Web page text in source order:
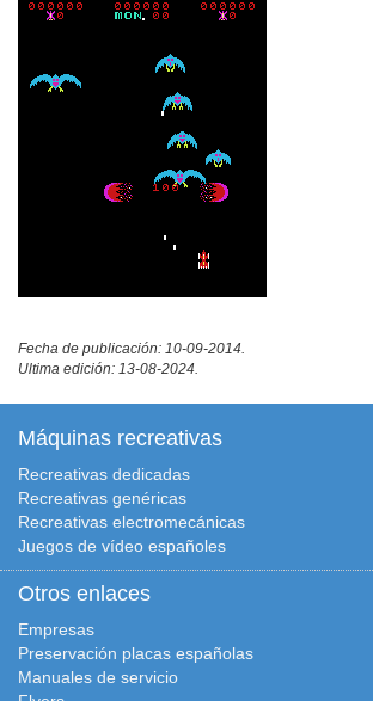
Fecha de publicación: 10-09-2014.
Ultima edición: 13-08-2024.
Máquinas recreativas
Recreativas dedicadas
Recreativas genéricas
Recreativas electromecánicas
Juegos de vídeo españoles
Otros enlaces
Empresas
Preservación placas españolas
Manuales de servicio